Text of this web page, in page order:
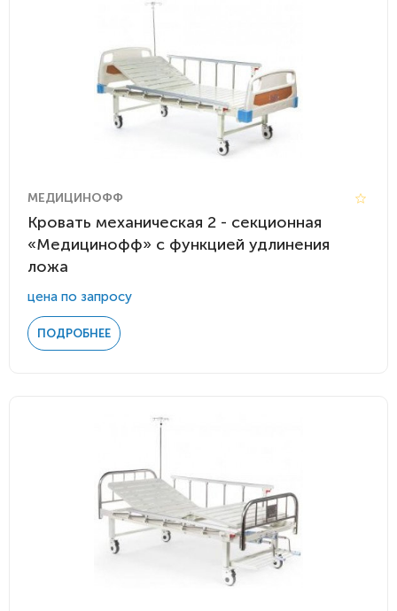
МЕДИЦИНОФФ
Кровать механическая 2 - секционная
«Медицинофф» с функцией удлинения
ложа
цена по запросу
ПОДРОБНЕЕ